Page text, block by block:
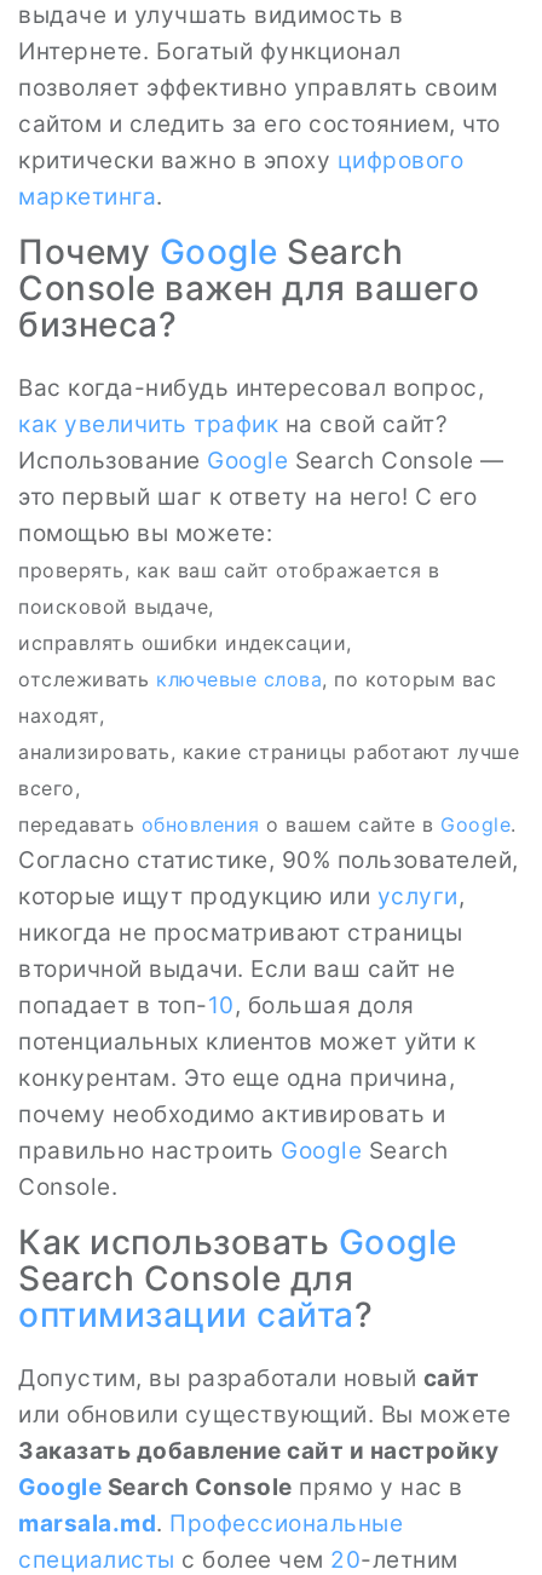
выдаче и улучшать видимость в
Интернете. Богатый функционал
позволяет эффективно управлять своим
сайтом и следить за его состоянием, что
критически важно в эпоху цифрового
маркетинга.
Почему Google Search
Console важен для вашего
бизнеса?
Вас когда-нибудь интересовал вопрос,
как увеличить трафик на свой сайт?
Использование Google Search Console —
это первый шаг к ответу на него! С его
помощью вы можете:
проверять, как ваш сайт отображается в
поисковой выдаче,
исправлять ошибки индексации,
отслеживать ключевые слова, по которым вас
находят,
анализировать, какие страницы работают лучше
всего,
передавать обновления о вашем сайте в Google.
Согласно статистике, 90% пользователей,
которые ищут продукцию или услуги,
никогда не просматривают страницы
вторичной выдачи. Если ваш сайт не
попадает в топ-10, большая доля
потенциальных клиентов может уйти к
конкурентам. Это еще одна причина,
почему необходимо активировать и
правильно настроить Google Search
Console.
Как использовать Google
Search Console для
оптимизации сайта?
Допустим, вы разработали новый сайт
или обновили существующий. Вы можете
Заказать добавление сайт и настройку
Google Search Console прямо у нас в
marsala.md. Профессиональные
специалисты с более чем 20-летним